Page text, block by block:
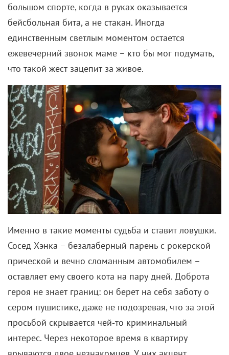
большом спорте, когда в руках оказывается
бейсбольная бита, а не стакан. Иногда
единственным светлым моментом остается
ежевечерний звонок маме – кто бы мог подумать,
что такой жест зацепит за живое.
Именно в такие моменты судьба и ставит ловушки.
Сосед Хэнка – безалаберный парень с рокерской
прической и вечно сломанным автомобилем –
оставляет ему своего кота на пару дней. Доброта
героя не знает границ: он берет на себя заботу о
сером пушистике, даже не подозревая, что за этой
просьбой скрывается чей‑то криминальный
интерес. Через некоторое время в квартиру